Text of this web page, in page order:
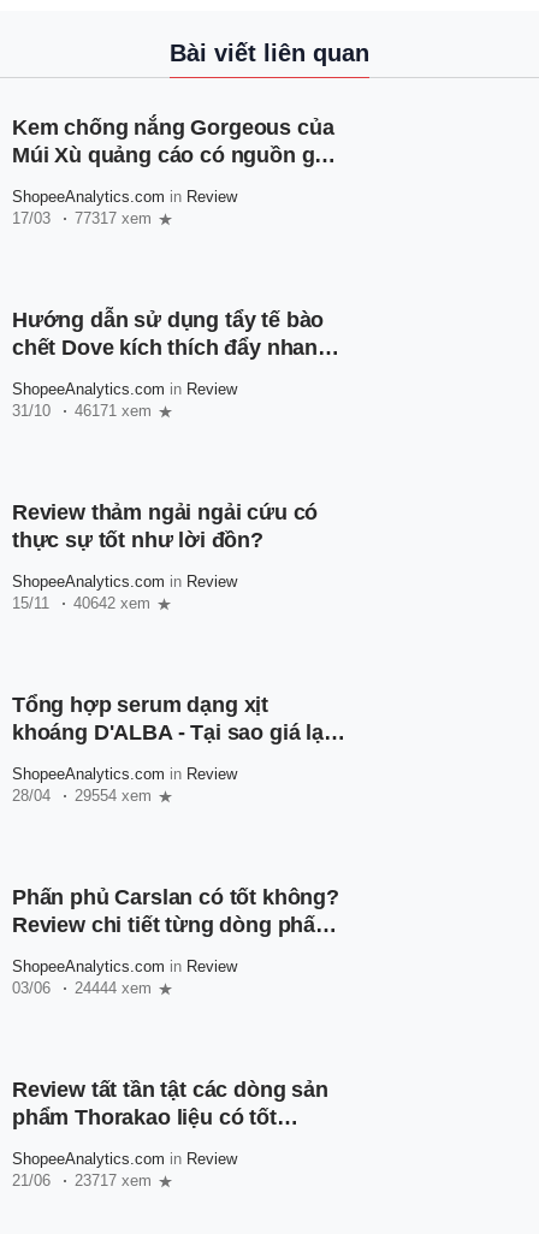
Bài viết liên quan
Kem chống nắng Gorgeous của
Múi Xù quảng cáo có nguồn gốc
ShopeeAnalytics.com in Review
17/03
77317 xem
Hướng dẫn sử dụng tẩy tế bào
chết Dove kích thích đẩy nhanh
ShopeeAnalytics.com in Review
31/10
46171 xem
Review thảm ngải ngải cứu có
thực sự tốt như lời đồn?
ShopeeAnalytics.com in Review
15/11
40642 xem
Tổng hợp serum dạng xịt
khoáng D'ALBA - Tại sao giá lại
ShopeeAnalytics.com in Review
28/04
29554 xem
Phấn phủ Carslan có tốt không?
Review chi tiết từng dòng phấn
ShopeeAnalytics.com in Review
03/06
24444 xem
Review tất tần tật các dòng sản
phẩm Thorakao liệu có tốt
ShopeeAnalytics.com in Review
21/06
23717 xem